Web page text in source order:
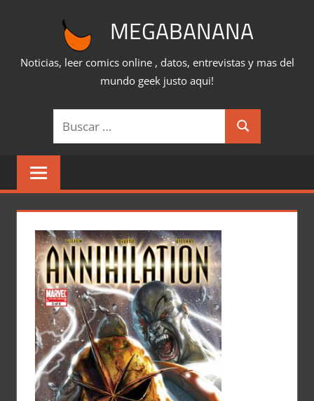
MEGABANANA
Noticias, leer comics online , datos, entrevistas y mas del
mundo geek justo aqui!
Buscar:
Buscar